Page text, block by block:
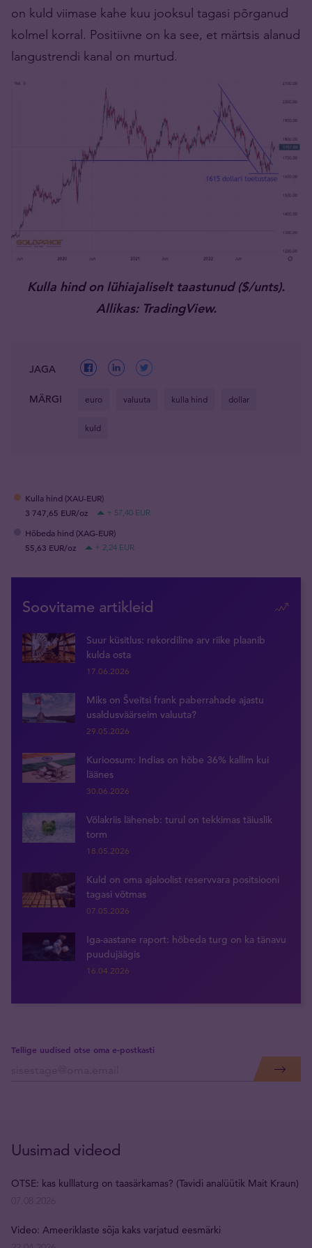
on kuld viimase kahe kuu jooksul tagasi põrganud
kolmel korral. Positiivne on ka see, et märtsis alanud
langustrendi kanal on murtud.
Kulla hind on lühiajaliselt taastunud ($/unts).
Allikas: TradingView.
JAGA
MÄRGI euro valuuta kulla hind dollar
kuld
Kulla hind (XAU-EUR)
3 747,65 EUR/oz
+ 57,40 EUR
Hõbeda hind (XAG-EUR)
55,63 EUR/oz
+ 2,24 EUR
Soovitame artikleid
Suur küsitlus: rekordiline arv riike plaanib
kulda osta
17.06.2026
Miks on Šveitsi frank paberrahade ajastu
usaldusväärseim valuuta?
29.05.2026
Kurioosum: Indias on hõbe 36% kallim kui
läänes
30.06.2026
Võlakriis läheneb: turul on tekkimas täiuslik
torm
18.05.2026
Kuld on oma ajaloolist reservvara positsiooni
tagasi võtmas
07.05.2026
Iga-aastane raport: hõbeda turg on ka tänavu
puudujäägis
16.04.2026
Tellige uudised otse oma e-postkasti
Uusimad videod
OTSE: kas kulllaturg on taasärkamas? (Tavidi analüütik Mait Kraun)
Video: Ameeriklaste sõja kaks varjatud eesmärki